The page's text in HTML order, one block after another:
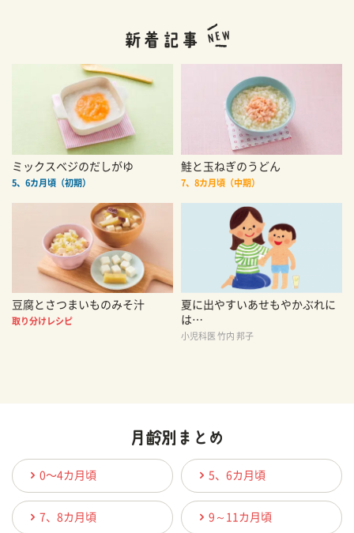
ミックスベジのだしがゆ
5、6カ月頃（初期）
鮭と玉ねぎのうどん
7、8カ月頃（中期）
豆腐とさつまいものみそ汁
取り分けレシピ
夏に出やすいあせもやかぶれに
は…
小児科医 竹内 邦子
0〜4カ月頃 5、6カ月頃
7、8カ月頃 9～11カ月頃